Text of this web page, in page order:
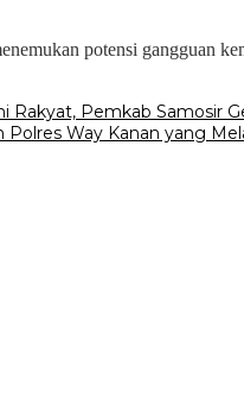
potensi gangguan
Rakyat, Pemkab Samosir
Polres Way Kanan yang